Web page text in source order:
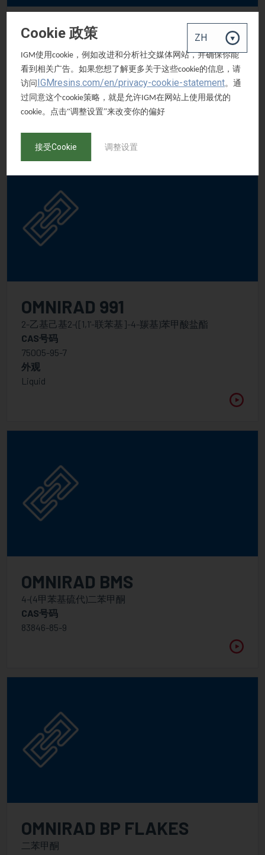
OMNIRAD 915
4-氯二苯甲酮
CAS号码
134-85-0
外观
White Crystalline Powder
OMNIRAD 991
2-乙基己基2-([1,1'-联苯基]-4-羰基)苯甲酸盐酯
CAS号码
75005-95-7
外观
Liquid
OMNIRAD BMS
4-(4甲苯基硫代)二苯甲酮
CAS号码
83846-85-9
OMNIRAD BP FLAKES
二苯甲酮
Cookie 政策
IGM使用cookie ，例如改进和分析社交媒体网站，并确保你能
看到相关广告。如果您想了解更多关于这些cookie的信息，请
访问IGMresins.com/en/privacy-cookie-statement。通
过同意这个cookie策略，就是允许IGM在网站上使用最优的
cookie。点击“调整设置”来改变你的偏好
接受Cookie 调整设置